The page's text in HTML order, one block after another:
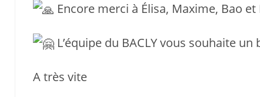
Encore merci à Élisa, Maxime, Bao
L’équipe du BACLY vous souhaite
A très vite